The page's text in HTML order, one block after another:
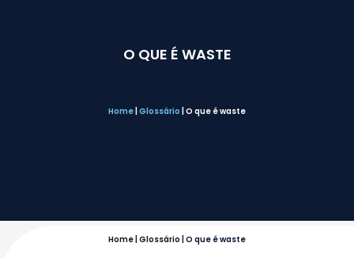
O QUE É WASTE
Home Glossário O que é waste
Home Glossário O que é waste